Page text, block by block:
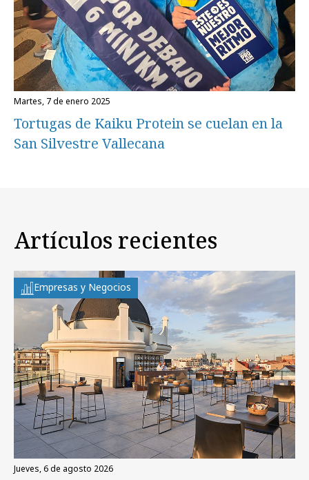
martes, 7 de enero 2025
Tortugas de Kaiku Protein se cuelan en la
San Silvestre Vallecana
Artículos recientes
Empresas y Negocios
jueves, 6 de agosto 2026